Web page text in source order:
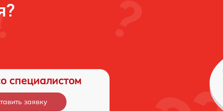
специалистом
заявку